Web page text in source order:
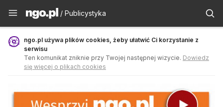
Publicystyka - ngo.pl
/ Publicystyka
ngo.pl używa plików cookies, żeby ułatwić Ci korzystanie z
serwisu
Ten komunikat zniknie przy Twojej następnej wizycie. Dowiedz
się więcej o plikach cookies